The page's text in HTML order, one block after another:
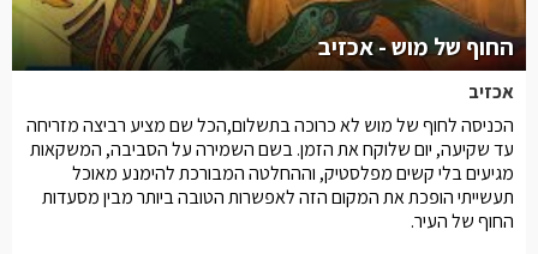
החוף של מוש - אכזיב
אכזיב
הכניסה לחוף של מוש לא כרוכה בתשלום,הכל שם מציע רביצה מזריחה
עד שקיעה, יום שלוקח את הזמן. בשם השמירה על הסביבה, המשקאות
מגיעים בלי קשים מפלסטיק, וההחלטה המבורכת להימנע מאוכל
תעשייתי הופכת את המקום הזה לאפשרות הטובה ביותר מבין מסעדות
החוף של העיר.